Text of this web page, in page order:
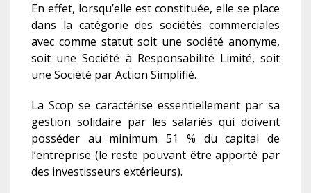
En effet, lorsqu’elle est constituée, elle se place
dans la catégorie des sociétés commerciales
avec comme statut soit une société anonyme,
soit une Société à Responsabilité Limité, soit
une Société par Action Simplifié.
La Scop se caractérise essentiellement par sa
gestion solidaire par les salariés qui doivent
posséder au minimum 51 % du capital de
l’entreprise (le reste pouvant être apporté par
des investisseurs extérieurs).